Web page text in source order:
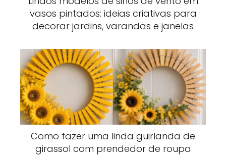
vasos pintados: ideias criativas para
decorar jardins, varandas e janelas
Como fazer uma linda guirlanda de
girassol com prendedor de roupa